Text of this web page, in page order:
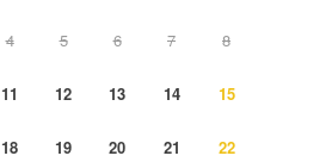
4 5 6 7 8
11 12 13 14 15
18 19 20 21 22